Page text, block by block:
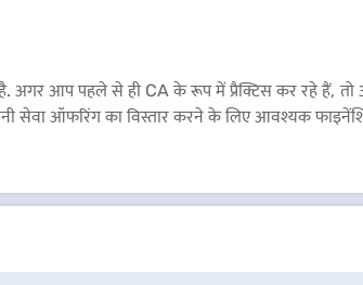
अगर आप पहले से ही CA के रूप में प्रैक्टिस कर रहे हैं,
सेवा ऑफरिंग का विस्तार करने के लिए आवश्यक